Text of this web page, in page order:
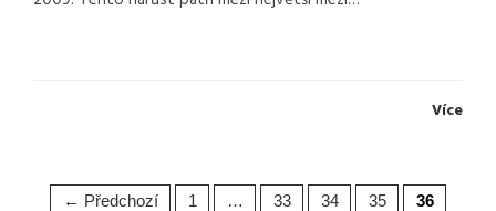
Více
← Předchozí 1 … 33 34 35 36